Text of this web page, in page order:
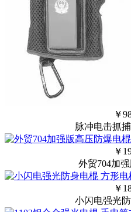
￥
脉冲电击抓
￥
外贸704加
￥
小闪电强光